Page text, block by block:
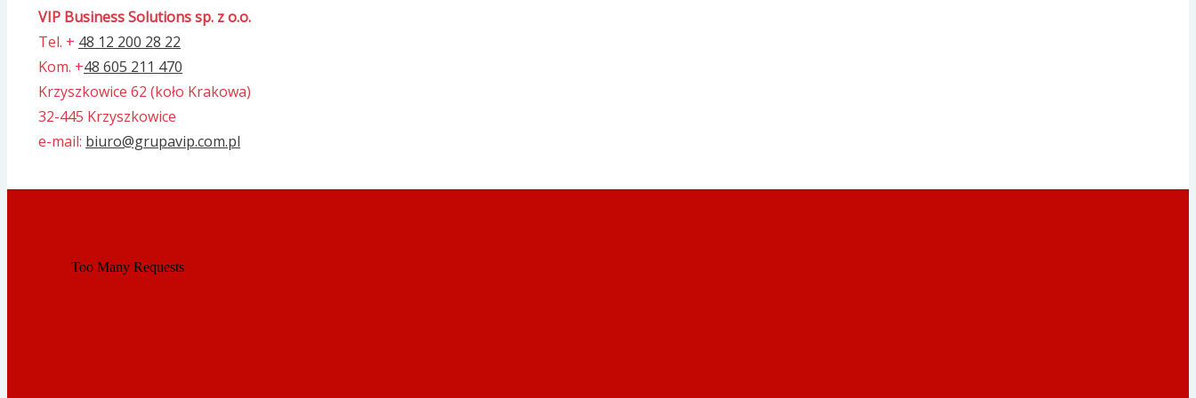
VIP Business Solutions sp. z o.o.
Tel. + 48 12 200 28 22
Kom. +48 605 211 470
Krzyszkowice 62 (koło Krakowa)
32-445 Krzyszkowice
e-mail: biuro@grupavip.com.pl